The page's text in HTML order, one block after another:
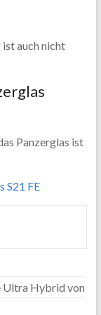
auch nicht
Panzerglas ist
S21 FE
Ultra Hybrid von